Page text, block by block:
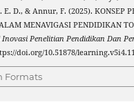
D., & Annur, F. (2025). KONSEP
MENAVIGASI PENDIDIKAN
Penelitian Pendidikan Dan
doi.org/10.51878/
Formats